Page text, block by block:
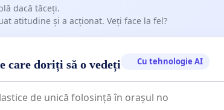
dacă tăceți.
atitudine și a acționat. Veți face la fel?
care doriți să o vedeți Cu tehnologie AI